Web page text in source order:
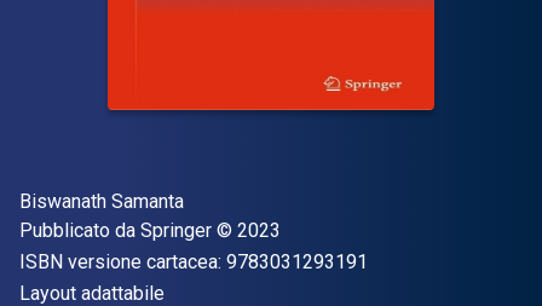
Autore(i)
Biswanath Samanta
Editore
Pubblicato da Springer Copyright
© 2023
ISBN versione cartacea: 9783031293191
Formato
Layout adattabile